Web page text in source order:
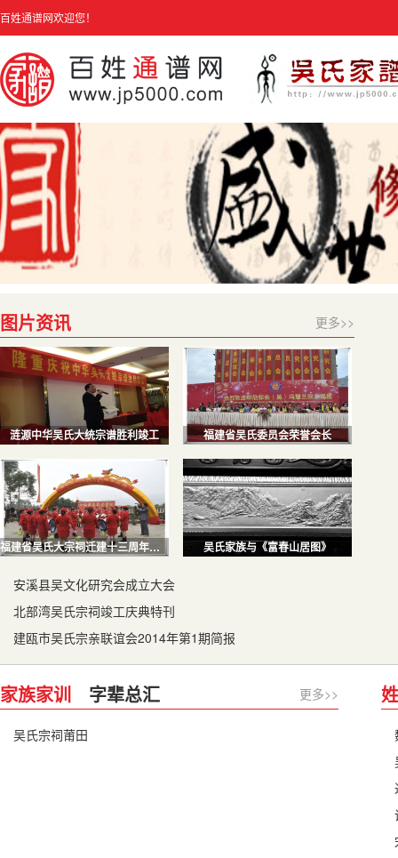
百姓通谱网欢迎您！
图片资讯 更多>>
涟源中华吴氏大统宗谱胜利竣工 福建省吴氏委员会荣誉会长
福建省吴氏大宗祠迁建十三周年庆典活动 吴氏家族与《富春山居图》
安溪县吴文化研究会成立大会
北部湾吴氏宗祠竣工庆典特刊
建瓯市吴氏宗亲联谊会2014年第1期简报
家族家训 字辈总汇 更多>>
吴氏宗祠莆田